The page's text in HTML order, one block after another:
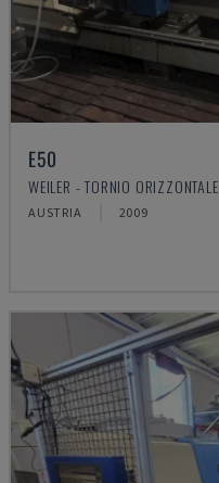
E50
WEILER - TORNIO ORIZZONTALE
AUSTRIA 2009